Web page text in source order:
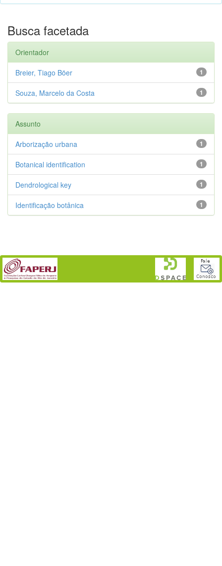
Busca facetada
Orientador
1
Breier, Tiago Böer
1
Souza, Marcelo da Costa
Assunto
1
Arborização urbana
1
Botanical identification
1
Dendrological key
1
Identificação botânica